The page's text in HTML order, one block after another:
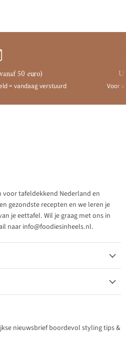
50 euro)
= vandaag verstuurd Voor
voor tafeldekkend Nederland en
gezondste recepten en we leren je
je eettafel. Wil je graag met ons in
naar info@foodiesinheels.nl.
nieuwsbrief boordevol styling tips &